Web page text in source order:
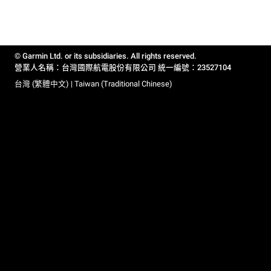
© Garmin Ltd. or its subsidiaries. All rights reserved.
營業人名稱：台灣國際航電股份有限公司 統一編號：23527104
台灣 (繁體中文) | Taiwan (Traditional Chinese)